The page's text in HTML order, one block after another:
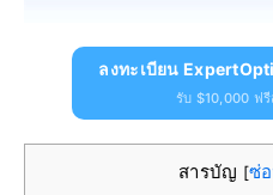
ลงทะเบียน
รับ $10,000 ฟ
สารบัญ [ซ่